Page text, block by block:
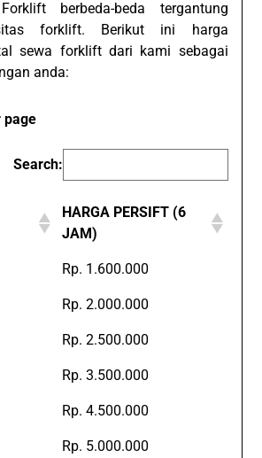
berbeda-beda tergantung
forklift. Berikut ini harga
sewa forklift dari kami sebagai
anda:
page
Search:
HARGA PERSIFT (6
JAM)
Rp. 1.600.000
Rp. 2.000.000
Rp. 2.500.000
Rp. 3.500.000
Rp. 4.500.000
Rp. 5.000.000